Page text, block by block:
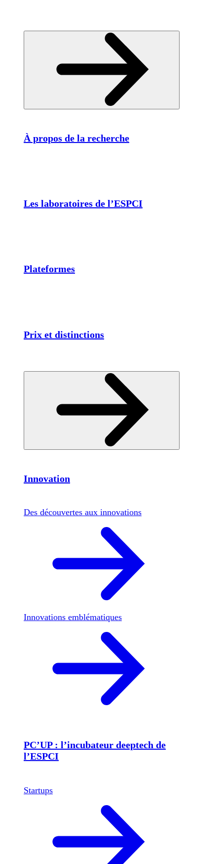
À propos de la recherche
Les laboratoires de l’ESPCI
Plateformes
Prix et distinctions
Innovation
Des découvertes aux innovations
Innovations emblématiques
PC’UP : l’incubateur deeptech de
l’ESPCI
Startups